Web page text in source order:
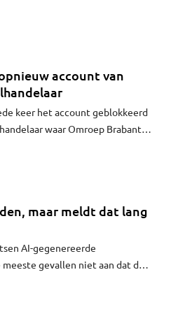
account van
keer het account geblokkeerd
waar Omroep Brabant
maar meldt dat lang
AI-gegenereerde
gevallen niet aan dat de